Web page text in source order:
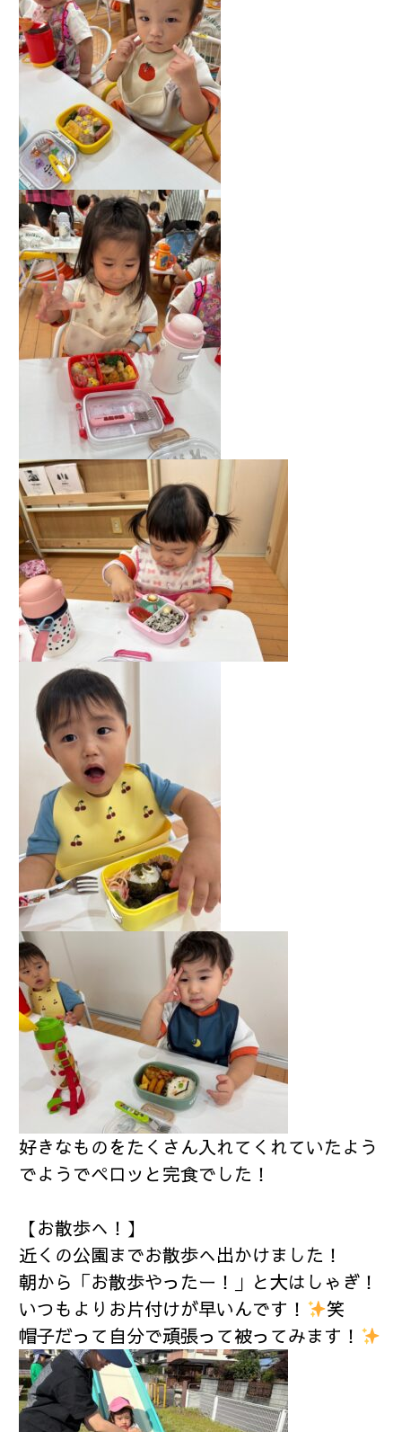
好きなものをたくさん入れてくれていたよう
でようでペロッと完食でした！
【お散歩へ！】
近くの公園までお散歩へ出かけました！
朝から「お散歩やったー！」と大はしゃぎ！
いつもよりお片付けが早いんです！
笑
帽子だって自分で頑張って被ってみます！